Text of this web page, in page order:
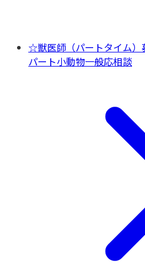
☆獣医師（パートタイム
パート小動物一般応相談